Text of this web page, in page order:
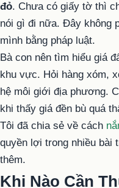
đỏ. Chưa có giấy tờ thì
nói gì đi nữa. Đây không
mình bằng pháp luật.
Bà con nên tìm hiểu giá
khu vực. Hỏi hàng xóm,
hệ môi giới địa phương.
khi thấy giá đền bù quá
Tôi đã chia sẻ về cách
quyền lợi trong nhiều bài
thêm.
Khi Nào Cần